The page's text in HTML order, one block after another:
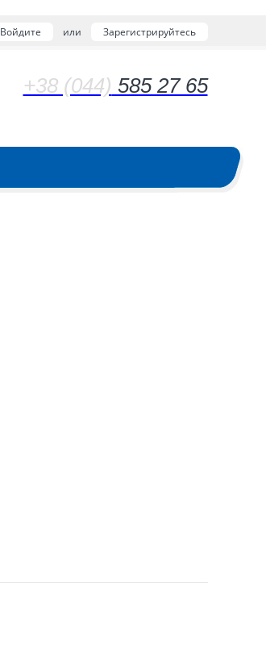
Войдите или Зарегистрируйтесь
+38 (044) 585 27 65